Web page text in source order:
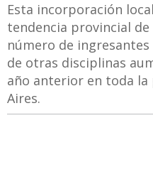
Esta incorporación
tendencia provincial
número de
de otras disciplinas
año anterior en toda la
Aires.